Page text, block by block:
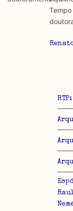
académicos.
A lista procura
a algumas das
discurso e uso
uma censura
constitutiva do
.csv para